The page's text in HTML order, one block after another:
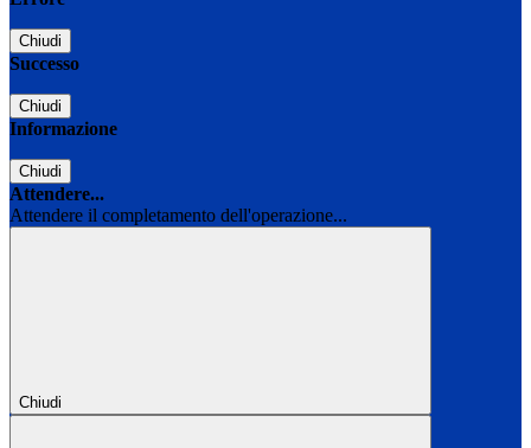
Chiudi
Successo
Chiudi
Informazione
Chiudi
Attendere...
Attendere il completamento dell'operazione...
Chiudi